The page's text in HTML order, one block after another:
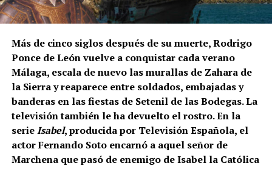
Los contratos suelen durar entre diez días y tres
semanas. Algunos trabajadores enlazan varias
explotaciones y permanecen en Francia durante más
de un mes. La fecha exacta depende de la
maduración de la uva y de las temperaturas.
Cuánto se cobra
El salario mínimo oficial francés es de 12,02 euros
brutos por hora. Sin embargo, las ofertas actuales
consultadas por France Travail ofrecen entre 12,31 y
Más de cinco siglos después de su muerte, Rodrigo
Ponce de León vuelve a conquistar cada verano
Málaga, escala de nuevo las murallas de Zahara de
la Sierra y reaparece entre soldados, embajadas y
banderas en las fiestas de Setenil de las Bodegas. La
televisión también le ha devuelto el rostro. En la
serieIsabel, producida por Televisión Española, el
actor Fernando Soto encarnó a aquel señor de
Marchena que pasó de enemigo de Isabel la Católica